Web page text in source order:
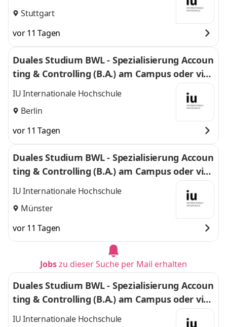
Stuttgart
vor 11 Tagen
Duales Studium BWL - Spezialisierung Accoun
ting & Controlling (B.A.) am Campus oder virt
uell
IU Internationale Hochschule
Berlin
vor 11 Tagen
Duales Studium BWL - Spezialisierung Accoun
ting & Controlling (B.A.) am Campus oder virt
uell
IU Internationale Hochschule
Münster
vor 11 Tagen
Jobszu dieser Suche per Mail erhalten
Duales Studium BWL - Spezialisierung Accoun
ting & Controlling (B.A.) am Campus oder virt
uell
IU Internationale Hochschule